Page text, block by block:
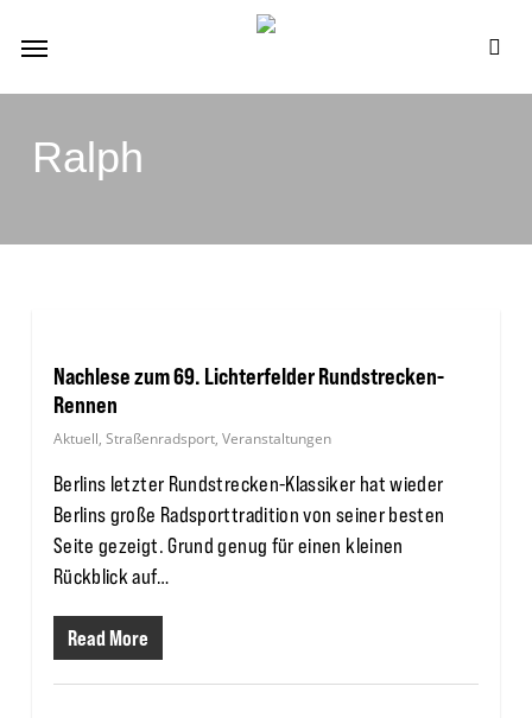
Menu
Ralph
Nachlese zum 69. Lichterfelder Rundstrecken-
Rennen
Aktuell, Straßenradsport, Veranstaltungen
Berlins letzter Rundstrecken-Klassiker hat wieder
Berlins große Radsporttradition von seiner besten
Seite gezeigt. Grund genug für einen kleinen
Rückblick auf…
Read More